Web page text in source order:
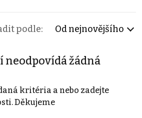
podle: Od nejnovějšího
neodpovídá žádná
kritéria a nebo zadejte
Děkujeme